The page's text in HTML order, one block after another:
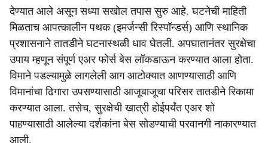
देण्यात आले असून सध्या सखोल तपास सुरु आहे. घटनेची माहिती
मिळताच आपत्कालीन पथक (इमर्जन्सी रिस्पॉन्डर्स) आणि स्थानिक
प्रशासनाने तातडीने घटनास्थळी धाव घेतली. अपघातानंतर सुरक्षेचा
उपाय म्हणून संपूर्ण एअर फोर्स बेस लॉकडाऊन करण्यात आला होता.
विमाने पडल्यामुळे लागलेली आग आटोक्यात आणण्यासाठी आणि
विमानांचा ढिगारा उपसण्यासाठी आजूबाजूचा परिसर तातडीने रिकामा
करण्यात आला. तसेच, सुरक्षेची खात्री होईपर्यंत एअर शो
पाहण्यासाठी आलेल्या दर्शकांना बेस सोडण्याची परवानगी नाकारण्यात
आली.